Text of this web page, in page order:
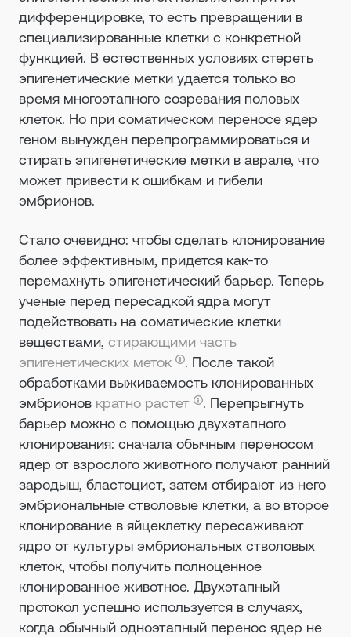
дифференцировке, то есть превращении в
специализированные клетки с конкретной
функцией. В естественных условиях стереть
эпигенетические метки удается только во
время многоэтапного созревания половых
клеток. Но при соматическом переносе ядер
геном вынужден перепрограммироваться и
стирать эпигенетические метки в аврале, что
может привести к ошибкам и гибели
эмбрионов.
Стало очевидно: чтобы сделать клонирование
более эффективным, придется как-то
перемахнуть эпигенетический барьер. Теперь
ученые перед пересадкой ядра могут
подействовать на соматические клетки
веществами, стирающими часть
эпигенетических меток
. После такой
обработками выживаемость клонированных
эмбрионов кратно растет
. Перепрыгнуть
барьер можно с помощью двухэтапного
клонирования: сначала обычным переносом
ядер от взрослого животного получают ранний
зародыш, бластоцист, затем отбирают из него
эмбриональные стволовые клетки, а во второе
клонирование в яйцеклетку пересаживают
ядро от культуры эмбриональных стволовых
клеток, чтобы получить полноценное
клонированное животное. Двухэтапный
протокол успешно используется в случаях,
когда обычный одноэтапный перенос ядер не